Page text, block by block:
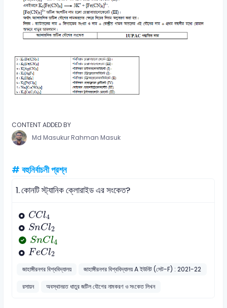
CONTENT ADDED BY
Md Masukur Rahman Masuk
# বহুনির্বাচনী প্রশ্ন
1.কোনটি স্ট্যানিক ক্লোরাইড এর সংকেত?
CCl4
CCl4
SnCl2
SnCl2
SnCl4
SnCl4
F eCl2
FeCl2
জাহাঙ্গীরনগর বিশ্ববিদ্যালয়
জাহাঙ্গীরনগর বিশ্ববিদ্যালয় A ইউনিট (সেট-F) : 2021-22
রসায়ন
অবস্থানরত ধাতুর জটিল যৌগের নামকরণ ও সংকেত লিখন